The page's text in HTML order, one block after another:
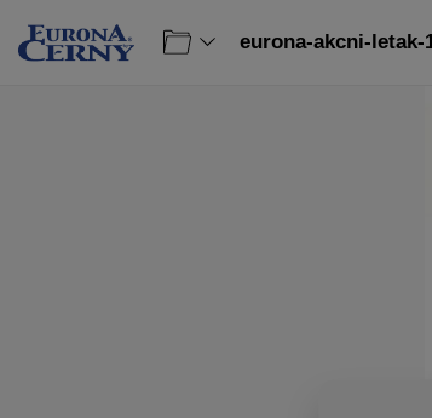
eurona-akcni-letak-